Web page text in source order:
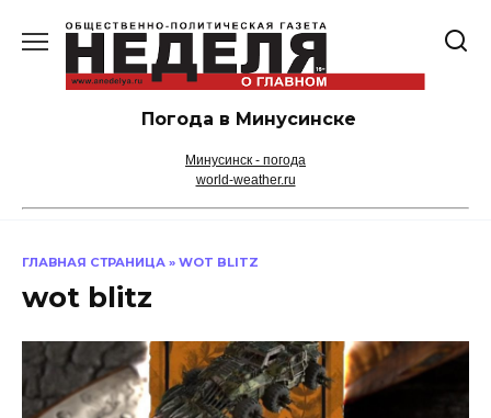
содержанию
Погода в Минусинске
Минусинск - погода
world-weather.ru
ГЛАВНАЯ СТРАНИЦА » WOT BLITZ
wot blitz